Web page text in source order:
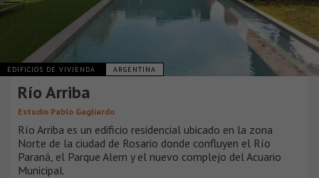
EDIFICIOS DE VIVIENDA ARGENTINA
Río Arriba
Estudio Pablo Gagliardo
Río Arriba es un edificio residencial ubicado en la zona
Norte de la ciudad de Rosario donde confluyen el Río
Paraná, el Parque Alem y el nuevo complejo del Acuario
Municipal.